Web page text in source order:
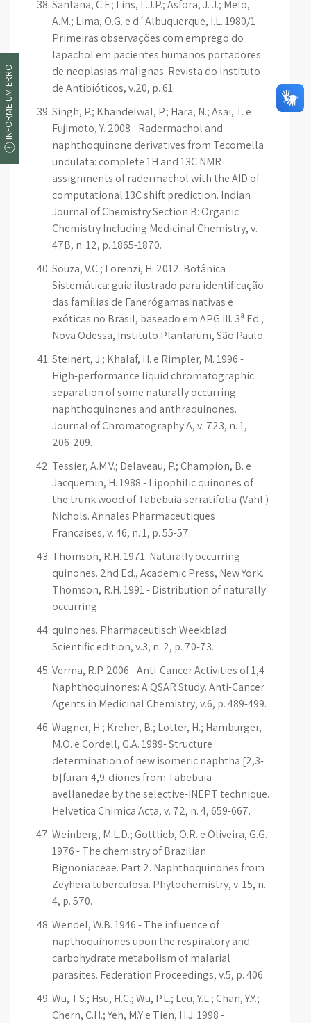
Santana, C.F.; Lins, L.J.P.; Asfora, J. J.; Melo,
A.M.; Lima, O.G. e d´Albuquerque, I.L. 1980/1 -
Primeiras observações com emprego do
lapachol em pacientes humanos portadores
de neoplasias malignas. Revista do Instituto
de Antibióticos, v.20, p. 61.
Singh, P.; Khandelwal, P.; Hara, N.; Asai, T. e
Fujimoto, Y. 2008 - Radermachol and
naphthoquinone derivatives from Tecomella
undulata: complete 1H and 13C NMR
assignments of radermachol with the AID of
computational 13C shift prediction. Indian
Journal of Chemistry Section B: Organic
Chemistry Including Medicinal Chemistry, v.
47B, n. 12, p. 1865-1870.
Souza, V.C.; Lorenzi, H. 2012. Botânica
Sistemática: guia ilustrado para identificação
das famílias de Fanerógamas nativas e
exóticas no Brasil, baseado em APG III. 3ª Ed.,
Nova Odessa, Instituto Plantarum, São Paulo.
Steinert, J.; Khalaf, H. e Rimpler, M. 1996 -
High-performance liquid chromatographic
separation of some naturally occurring
naphthoquinones and anthraquinones.
Journal of Chromatography A, v. 723, n. 1,
206-209.
Tessier, A.M.V.; Delaveau, P.; Champion, B. e
Jacquemin, H. 1988 - Lipophilic quinones of
the trunk wood of Tabebuia serratifolia (Vahl.)
Nichols. Annales Pharmaceutiques
Francaises, v. 46, n. 1, p. 55-57.
Thomson, R.H. 1971. Naturally occurring
quinones. 2nd Ed., Academic Press, New York.
Thomson, R.H. 1991 - Distribution of naturally
occurring
quinones. Pharmaceutisch Weekblad
Scientific edition, v.3, n. 2, p. 70-73.
Verma, R.P. 2006 - Anti-Cancer Activities of 1,4-
Naphthoquinones: A QSAR Study. Anti-Cancer
Agents in Medicinal Chemistry, v.6, p. 489-499.
Wagner, H.; Kreher, B.; Lotter, H.; Hamburger,
M.O. e Cordell, G.A. 1989- Structure
determination of new isomeric naphtha [2,3-
b]furan-4,9-diones from Tabebuia
avellanedae by the selective-INEPT technique.
Helvetica Chimica Acta, v. 72, n. 4, 659-667.
Weinberg, M.L.D.; Gottlieb, O.R. e Oliveira, G.G.
1976 - The chemistry of Brazilian
Bignoniaceae. Part 2. Naphthoquinones from
Zeyhera tuberculosa. Phytochemistry, v. 15, n.
4, p. 570.
Wendel, W.B. 1946 - The influence of
napthoquinones upon the respiratory and
carbohydrate metabolism of malarial
parasites. Federation Proceedings, v.5, p. 406.
Wu, T.S.; Hsu, H.C.; Wu, P.L.; Leu, Y.L.; Chan, Y.Y.;
Chern, C.H.; Yeh, M.Y e Tien, H.J. 1998 -
INFORME UM ERRO